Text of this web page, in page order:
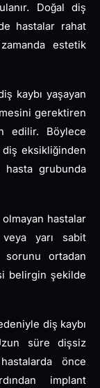
Doğal diş
hastalar rahat
estetik
kaybı yaşayan
gerektiren
edilir. Böylece
diş eksikliğinden
grubunda
hastalar
yarı sabit
sorunu ortadan
belirgin şekilde
diş kaybı
süre dişsiz
önce
implant